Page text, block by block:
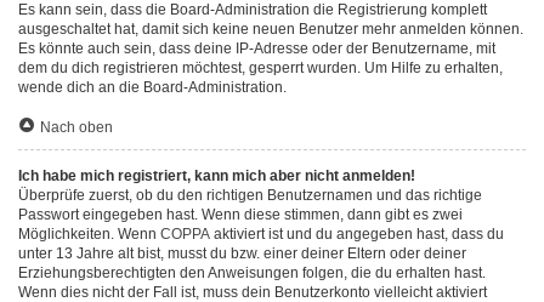
Es kann sein, dass die Board-Administration die Registrierung komplett
ausgeschaltet hat, damit sich keine neuen Benutzer mehr anmelden können.
Es könnte auch sein, dass deine IP-Adresse oder der Benutzername, mit
dem du dich registrieren möchtest, gesperrt wurden. Um Hilfe zu erhalten,
wende dich an die Board-Administration.
Nach oben
Ich habe mich registriert, kann mich aber nicht anmelden!
Überprüfe zuerst, ob du den richtigen Benutzernamen und das richtige
Passwort eingegeben hast. Wenn diese stimmen, dann gibt es zwei
Möglichkeiten. Wenn COPPA aktiviert ist und du angegeben hast, dass du
unter 13 Jahre alt bist, musst du bzw. einer deiner Eltern oder deiner
Erziehungsberechtigten den Anweisungen folgen, die du erhalten hast.
Wenn dies nicht der Fall ist, muss dein Benutzerkonto vielleicht aktiviert